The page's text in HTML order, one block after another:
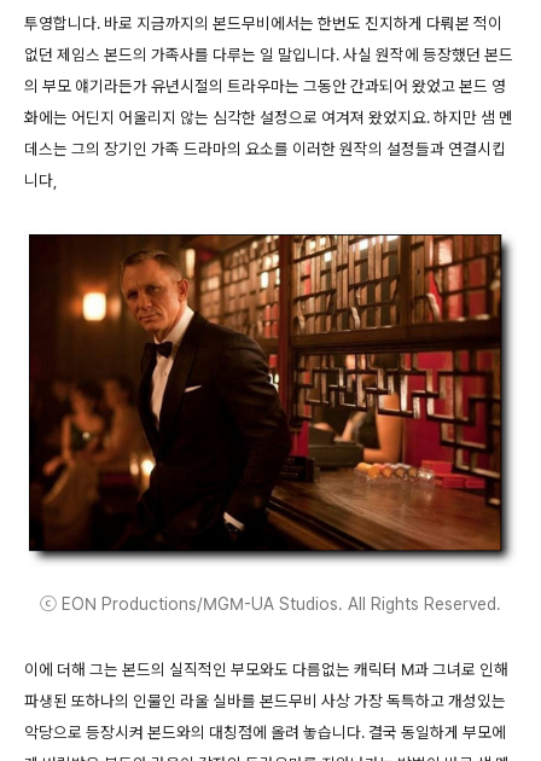
투영합니다. 바로 지금까지의 본드무비에서는 한번도 진지하게 다뤄본 적이
없던 제임스 본드의 가족사를 다루는 일 말입니다. 사실 원작에 등장했던 본드
의 부모 얘기라든가 유년시절의 트라우마는 그동안 간과되어 왔었고 본드 영
화에는 어딘지 어울리지 않는 심각한 설정으로 여겨져 왔었지요. 하지만 샘 멘
데스는 그의 장기인 가족 드라마의 요소를 이러한 원작의 설정들과 연결시킵
니다,
ⓒ EON Productions/MGM-UA Studios. All Rights Reserved.
이에 더해 그는 본드의 실직적인 부모와도 다름없는 캐릭터 M과 그녀로 인해
파생된 또하나의 인물인 라울 실바를 본드무비 사상 가장 독특하고 개성있는
악당으로 등장시켜 본드와의 대칭점에 올려 놓습니다. 결국 동일하게 부모에